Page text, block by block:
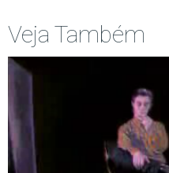
Veja Também